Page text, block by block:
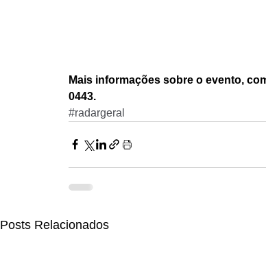
Mais informações sobre o evento,
0443.
#radargeral
Posts Relacionados